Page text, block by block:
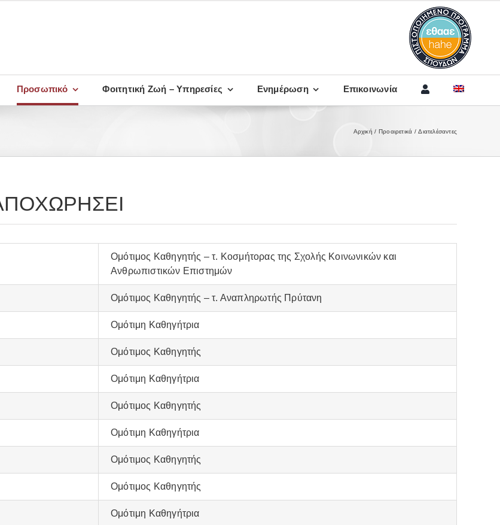
Προσωπικό Φοιτητική Ζωή – Υπηρεσίες Ενημέρωση Επικοινωνία
Αρχική Προαιρετικά Διατελέσαντες
Ομότιμος Καθηγητής – τ. Κοσμήτορας της Σχολής Κοινωνικών και
Ανθρωπιστικών Επιστημών
Ομότιμος Καθηγητής – τ. Αναπληρωτής Πρύτανη
Ομότιμη Καθηγήτρια
Ομότιμος Καθηγητής
Ομότιμη Καθηγήτρια
Ομότιμος Καθηγητής
Ομότιμη Καθηγήτρια
Ομότιμος Καθηγητής
Ομότιμος Καθηγητής
Ομότιμη Καθηγήτρια